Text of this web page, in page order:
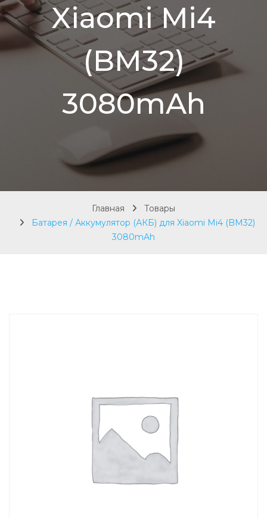
Xiaomi Mi4
(BM32)
3080mAh
Главная
Товары
Батарея / Аккумулятор (АКБ) для Xiaomi Mi4 (BM32)
3080mAh